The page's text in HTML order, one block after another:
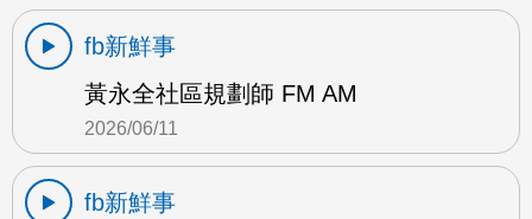
fb新鮮事
黃永全社區規劃師 FM AM
2026/06/11
fb新鮮事